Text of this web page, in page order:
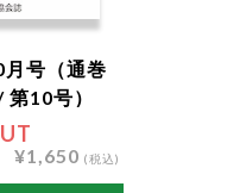
月号（通巻
10号）
¥1,650 (税込)